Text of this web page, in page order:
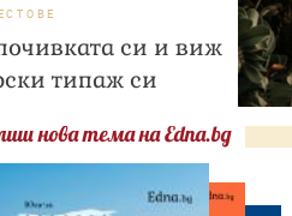
си и виж
типаж си
нова тема на Edna.bg